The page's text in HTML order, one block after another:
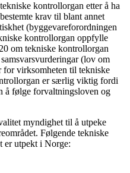
kontrollorgan etter å ha
krav til blant annet
(byggevareforordningen
kontrollorgan oppfylle
om tekniske kontrollorgan
(lov om
for virksomheten til tekniske
er særlig viktig fordi
å følge forvaltningsloven og
myndighet til å utpeke
Følgende tekniske
er utpekt i Norge: